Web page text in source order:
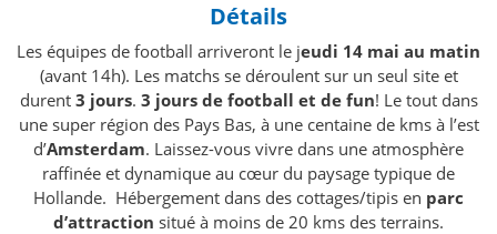
Détails
Les équipes de football arriveront le jeudi 14 mai au matin
(avant 14h). Les matchs se déroulent sur un seul site et
durent 3 jours. 3 jours de football et de fun! Le tout dans
une super région des Pays Bas, à une centaine de kms à l’est
d’Amsterdam. Laissez-vous vivre dans une atmosphère
raffinée et dynamique au cœur du paysage typique de
Hollande. Hébergement dans des cottages/tipis en parc
d’attraction situé à moins de 20 kms des terrains.